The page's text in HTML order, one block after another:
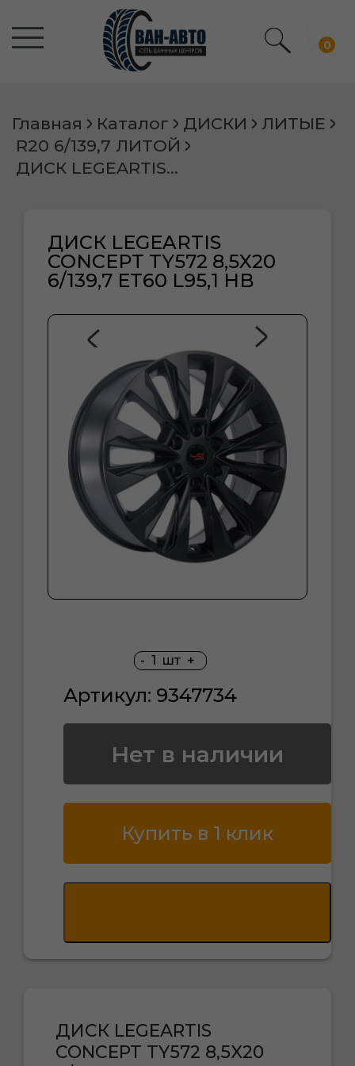
0
Главная Каталог ДИСКИ
ЛИТЫЕ
R20 6/139,7 ЛИТОЙ
ДИСК LEGEARTIS CONCEPT TY572 8,5X20 6/139,7 ET60 L95,1 HB
ДИСК LEGEARTIS
CONCEPT TY572 8,5X20
6/139,7 ET60 L95,1 HB
- 1 шт +
Артикул: 9347734
Нет в наличии
Купить в 1 клик
ДИСК LEGEARTIS
CONCEPT TY572 8,5X20